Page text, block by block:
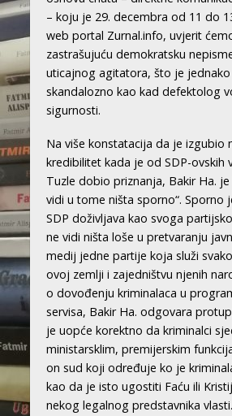
– koju je 29. decembra od 11 do
web portal Zurnal.info, uvjerit
zastrašujuću demokratsku
uticajnog agitatora, što je
skandalozno kao kad defektolog
sigurnosti.
Na više konstatacija da je izgubio
kredibilitet kada je od SDP-ovskih
Tuzle dobio priznanja, Bakir Ha. je
vidi u tome ništa sporno“. Sporno
SDP doživljava kao svoga
ne vidi ništa loše u pretvaranju
medij jedne partije koja služi
ovoj zemlji i zajedništvu njenih
o dovođenju kriminalaca u
servisa, Bakir Ha. odgovara
je uopće korektno da kriminalci
ministarsklim, premijerskim
on sud koji određuje ko je
kao da je isto ugostiti Faću ili
nekog legalnog predstavnika